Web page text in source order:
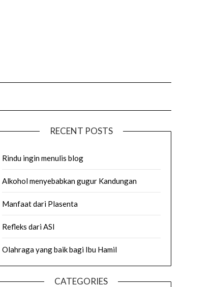
RECENT POSTS
Rindu ingin menulis blog
Alkohol menyebabkan gugur Kandungan
Manfaat dari Plasenta
Refleks dari ASI
Olahraga yang baik bagi Ibu Hamil
CATEGORIES